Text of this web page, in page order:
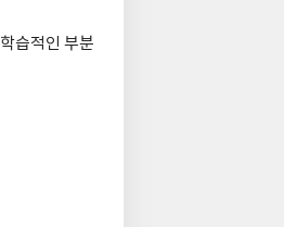
습적인 부분